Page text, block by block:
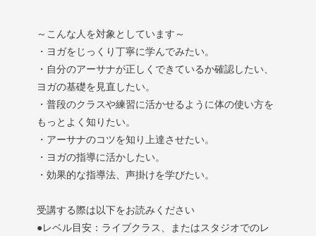
～こんな人を対象としています～
・ヨガをじっくり丁寧に学んでみたい。
・自分のアーサナが正しくできているか確認したい、
ヨガの基礎を見直したい。
・普段のクラスや練習に活かせるように体の使い方を
もっとよく知りたい。
・アーサナのコツを知り上達させたい。
・ヨガの指導に活かしたい。
・効果的な指導法、声掛けを学びたい。
受講する際は以下をお読みください
●レベル目安：ライブクラス、またはスタジオでのレ